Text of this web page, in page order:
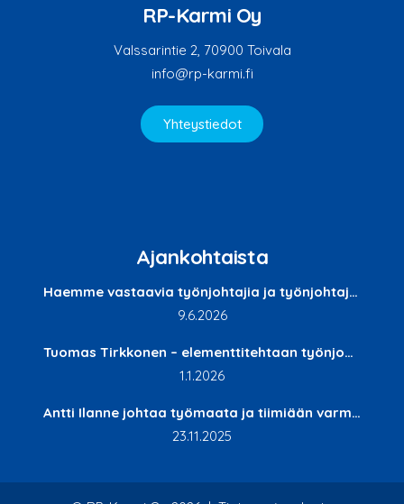
RP-Karmi Oy
Valssarintie 2, 70900 Toivala
info@rp-karmi.fi
Yhteystiedot
Ajankohtaista
Haemme vastaavia työnjohtajia ja työnjohtajia Etelä-Suomen talousalueelle
9.6.2026
Tuomas Tirkkonen – elementtitehtaan työnjohtaja rakentaa tulevaisuutta Kuopiossa
1.1.2026
Antti Ilanne johtaa työmaata ja tiimiään varmalla otteella
23.11.2025